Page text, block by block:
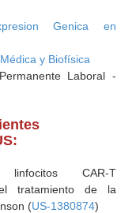
Genica en
y Biofísica
Laboral -
CAR-T
tratamiento de la
(US-1380874)